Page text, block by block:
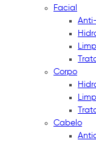
Facial
Corpo
Cabelo